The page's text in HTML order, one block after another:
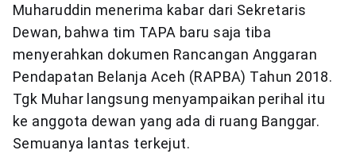
Muharuddin menerima kabar dari Sekretaris
Dewan, bahwa tim TAPA baru saja tiba
menyerahkan dokumen Rancangan Anggaran
Pendapatan Belanja Aceh (RAPBA) Tahun 2018.
Tgk Muhar langsung menyampaikan perihal itu
ke anggota dewan yang ada di ruang Banggar.
Semuanya lantas terkejut.